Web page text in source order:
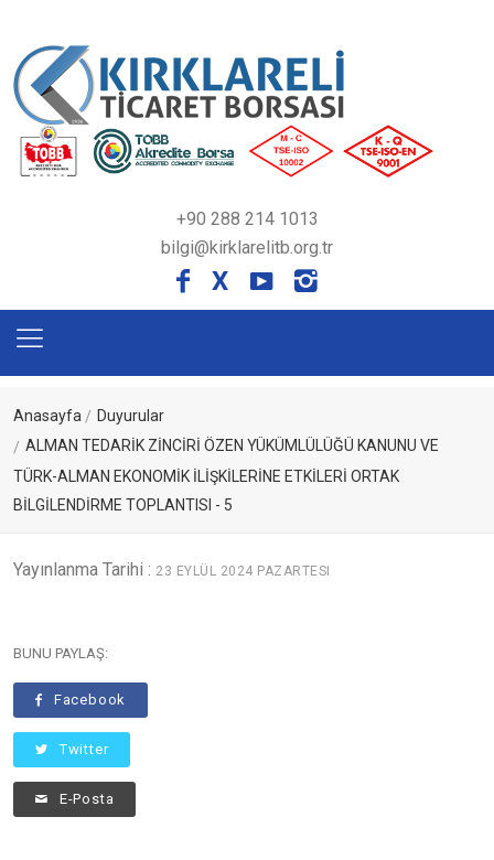
+90 288 214 1013
bilgi@kirklarelitb.org.tr
X
Anasayfa
Duyurular
ALMAN TEDARİK ZİNCİRİ ÖZEN YÜKÜMLÜLÜĞÜ KANUNU VE
TÜRK-ALMAN EKONOMİK İLİŞKİLERİNE ETKİLERİ ORTAK
BİLGİLENDİRME TOPLANTISI - 5
Yayınlanma Tarihi : 23 EYLÜL 2024 PAZARTESI
BUNU PAYLAŞ:
Facebook
Twitter
E-Posta